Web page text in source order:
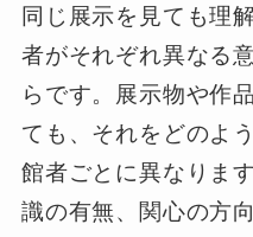
同じ展示を見ても理
者がそれぞれ異なる
らです。展示物や作
ても、それをどのよ
館者ごとに異なりま
識の有無、関心の方